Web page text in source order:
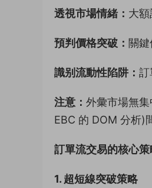
透視市場情緒： 大
預判價格突破： 關
識别流動性陷阱： 訂
注意： 外彙市場無
EBC 的 DOM 分析)
訂單流交易的核心策
1. 超短線突破策略